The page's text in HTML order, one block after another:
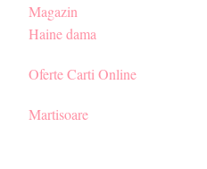
Magazin
Haine dama
Oferte Carti Online
Martisoare